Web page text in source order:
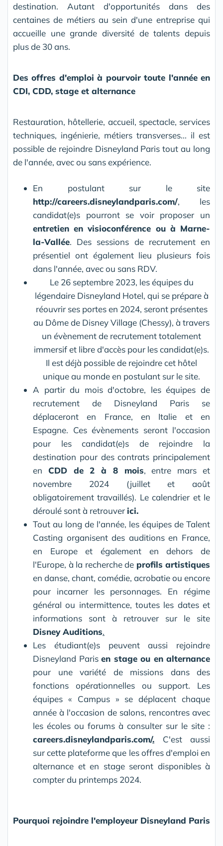
destination. Autant d'opportunités dans des
centaines de métiers au sein d'une entreprise qui
accueille une grande diversité de talents depuis
plus de 30 ans.
Des offres d'emploi à pourvoir toute l'année en
CDI, CDD, stage et alternance
Restauration, hôtellerie, accueil, spectacle, services
techniques, ingénierie, métiers transverses... il est
possible de rejoindre Disneyland Paris tout au long
de l'année, avec ou sans expérience.
En postulant sur le site
http://careers.disneylandparis.com/, les
candidat(e)s pourront se voir proposer un
entretien en visioconférence ou à Marne-
la-Vallée. Des sessions de recrutement en
présentiel ont également lieu plusieurs fois
dans l'année, avec ou sans RDV.
Le 26 septembre 2023, les équipes du
légendaire Disneyland Hotel, qui se prépare à
réouvrir ses portes en 2024, seront présentes
au Dôme de Disney Village (Chessy), à travers
un évènement de recrutement totalement
immersif et libre d'accès pour les candidat(e)s.
Il est déjà possible de rejoindre cet hôtel
unique au monde en postulant sur le site.
A partir du mois d'octobre, les équipes de
recrutement de Disneyland Paris se
déplaceront en France, en Italie et en
Espagne. Ces évènements seront l'occasion
pour les candidat(e)s de rejoindre la
destination pour des contrats principalement
en CDD de 2 à 8 mois, entre mars et
novembre 2024 (juillet et août
obligatoirement travaillés). Le calendrier et le
déroulé sont à retrouver ici.
Tout au long de l'année, les équipes de Talent
Casting organisent des auditions en France,
en Europe et également en dehors de
l'Europe, à la recherche de profils artistiques
en danse, chant, comédie, acrobatie ou encore
pour incarner les personnages. En régime
général ou intermittence, toutes les dates et
informations sont à retrouver sur le site
Disney Auditions.
Les étudiant(e)s peuvent aussi rejoindre
Disneyland Paris en stage ou en alternance
pour une variété de missions dans des
fonctions opérationnelles ou support. Les
équipes « Campus » se déplacent chaque
année à l'occasion de salons, rencontres avec
les écoles ou forums à consulter sur le site :
careers.disneylandparis.com/. C'est aussi
sur cette plateforme que les offres d'emploi en
alternance et en stage seront disponibles à
compter du printemps 2024.
Pourquoi rejoindre l'employeur Disneyland Paris